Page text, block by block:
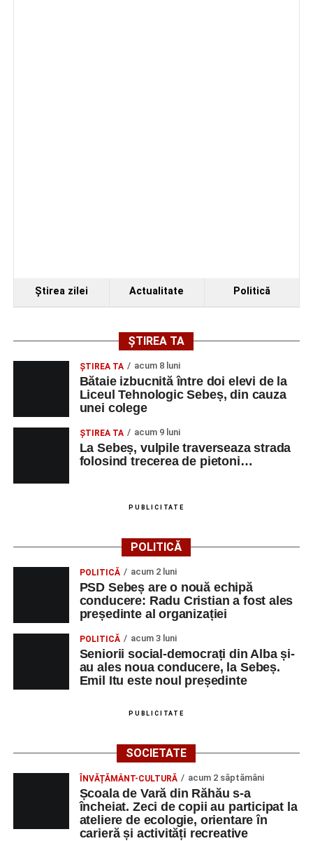
Ştirea zilei Actualitate Politică
ȘTIREA TA
ŞTIREA TA acum 8 luni
Bătaie izbucnită între doi elevi de la
Liceul Tehnologic Sebeș, din cauza
unei colege
ŞTIREA TA acum 9 luni
La Sebeș, vulpile traverseaza strada
folosind trecerea de pietoni…
PUBLICITATE
POLITICĂ
POLITICĂ acum 2 luni
PSD Sebeș are o nouă echipă
conducere: Radu Cristian a fost ales
președinte al organizației
POLITICĂ acum 3 luni
Seniorii social-democrați din Alba și-
au ales noua conducere, la Sebeș.
Emil Itu este noul președinte
PUBLICITATE
SOCIETATE
ÎNVĂȚĂMÂNT-CULTURĂ acum 2 săptămâni
Școala de Vară din Răhău s-a
încheiat. Zeci de copii au participat la
ateliere de ecologie, orientare în
carieră și activități recreative